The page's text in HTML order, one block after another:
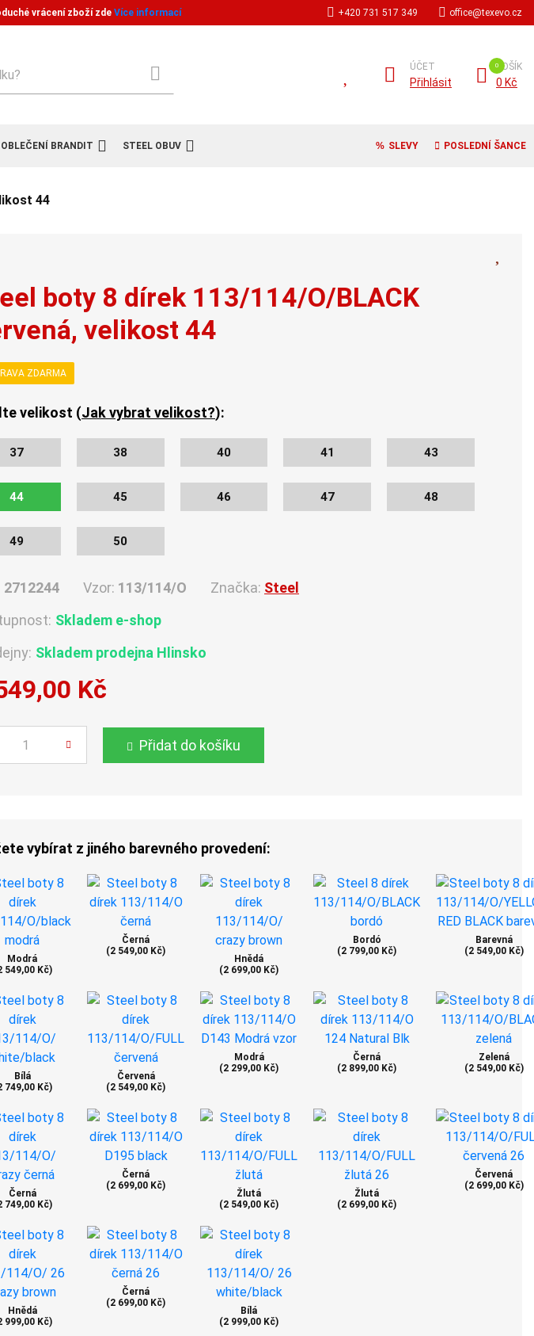
vrácení zboží zde Více informací +420 731 517 349 office@texevo.cz
ÚČET
Přihlásit
KOŠÍK
0 Kč
OBLEČENÍ BRANDIT STEEL OBUV SLEVY POSLEDNÍ ŠANCE
44
boty 8 dírek 113/114/O/BLACK
velikost 44
ZDARMA
velikost (Jak vybrat velikost?):
37 38 40 41 43
44 45 46 47 48
49 50
2712244 Vzor: 113/114/O Značka: Steel
Skladem e-shop
Skladem prodejna Hlinsko
Kč
Přidat do košíku
vybírat z jiného barevného provedení:
Modrá
549,00 Kč)
Černá
(2 549,00 Kč)
Hnědá
(2 699,00 Kč)
Bordó
(2 799,00 Kč)
Barevná
(2 549,00 Kč)
Bílá
749,00 Kč)
Červená
(2 549,00 Kč)
Modrá
(2 299,00 Kč)
Černá
(2 899,00 Kč)
Zelená
(2 549,00 Kč)
Černá
749,00 Kč)
Černá
(2 699,00 Kč)
Žlutá
(2 549,00 Kč)
Žlutá
(2 699,00 Kč)
Červená
(2 699,00 Kč)
Hnědá
999,00 Kč)
Černá
(2 699,00 Kč)
Bílá
(2 999,00 Kč)